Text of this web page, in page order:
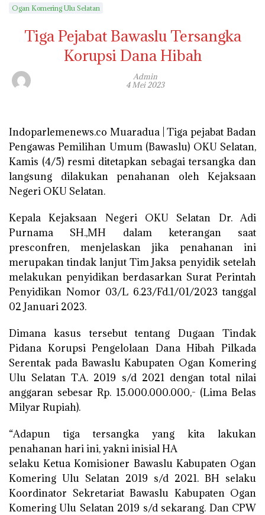
Ogan Komering Ulu Selatan
Tiga Pejabat Bawaslu Tersangka
Korupsi Dana Hibah
Admin
4 Mei 2023
Indoparlemenews.co Muaradua | Tiga pejabat Badan
Pengawas Pemilihan Umum (Bawaslu) OKU Selatan,
Kamis (4/5) resmi ditetapkan sebagai tersangka dan
langsung dilakukan penahanan oleh Kejaksaan
Negeri OKU Selatan.
Kepala Kejaksaan Negeri OKU Selatan Dr. Adi
Purnama SH.,MH dalam keterangan saat
presconfren, menjelaskan jika penahanan ini
merupakan tindak lanjut Tim Jaksa penyidik setelah
melakukan penyidikan berdasarkan Surat Perintah
Penyidikan Nomor 03/L 6.23/Fd.1/01/2023 tanggal
02 Januari 2023.
Dimana kasus tersebut tentang Dugaan Tindak
Pidana Korupsi Pengelolaan Dana Hibah Pilkada
Serentak pada Bawaslu Kabupaten Ogan Komering
Ulu Selatan T.A. 2019 s/d 2021 dengan total nilai
anggaran sebesar Rp. 15.000.000.000,- (Lima Belas
Milyar Rupiah).
“Adapun tiga tersangka yang kita lakukan
penahanan hari ini, yakni inisial HA
selaku Ketua Komisioner Bawaslu Kabupaten Ogan
Komering Ulu Selatan 2019 s/d 2021. BH selaku
Koordinator Sekretariat Bawaslu Kabupaten Ogan
Komering Ulu Selatan 2019 s/d sekarang. Dan CPW